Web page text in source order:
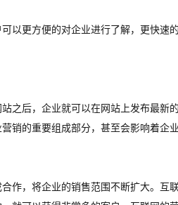
可以更方便的对企业进行了解，更快速
之后，企业就可以在网站上发布最新
销的重要组成部分，甚至会影响着企
作，将企业的销售范围不断扩大。互